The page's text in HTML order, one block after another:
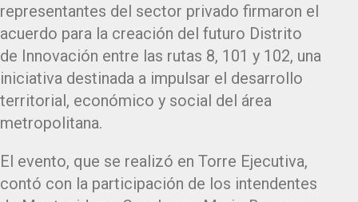
representantes del sector privado firmaron el
acuerdo para la creación del futuro Distrito
de Innovación entre las rutas 8, 101 y 102, una
iniciativa destinada a impulsar el desarrollo
territorial, económico y social del área
metropolitana.
El evento, que se realizó en Torre Ejecutiva,
contó con la participación de los intendentes